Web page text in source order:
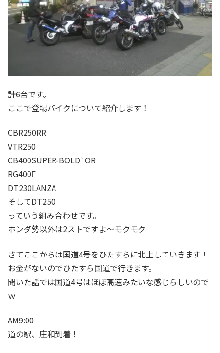
計6台です。
ここで登場バイクについて紹介します！
CBR250RR
VTR250
CB400SUPER-BOLD`OR
RG400Γ
DT230LANZA
そしてDT250
っていう組み合わせです。
ホンダ勢以外は2ストですよ～モクモク
さてここからは国道4号をひたすらに北上していきます！
お金がないのでひたすら国道で行きます。
聞いた話では国道4号はほぼ高速みたいな感じらしいので
ｗ
AM9:00
道の駅、庄和到着！